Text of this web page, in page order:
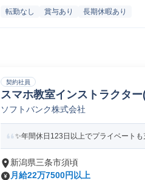
転勤なし 賞与あり 長期休暇あり
契約社員
スマホ教室インストラクタ
ソフトバンク株式会社
✨️年間休日123日以上でプライベート
新潟県三条市須頃
月給22万7500円以上